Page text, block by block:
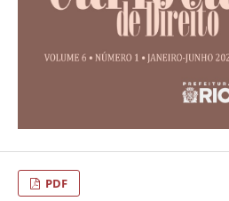
PDF